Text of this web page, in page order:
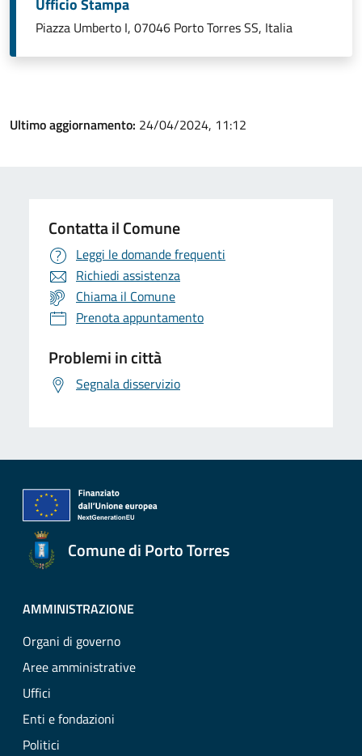
Ufficio Stampa
Piazza Umberto I, 07046 Porto Torres SS, Italia
Ultimo aggiornamento: 24/04/2024, 11:12
Contatta il Comune
Leggi le domande frequenti
Richiedi assistenza
Chiama il Comune
Prenota appuntamento
Problemi in città
Segnala disservizio
Comune di Porto Torres
AMMINISTRAZIONE
Organi di governo
Aree amministrative
Uffici
Enti e fondazioni
Politici